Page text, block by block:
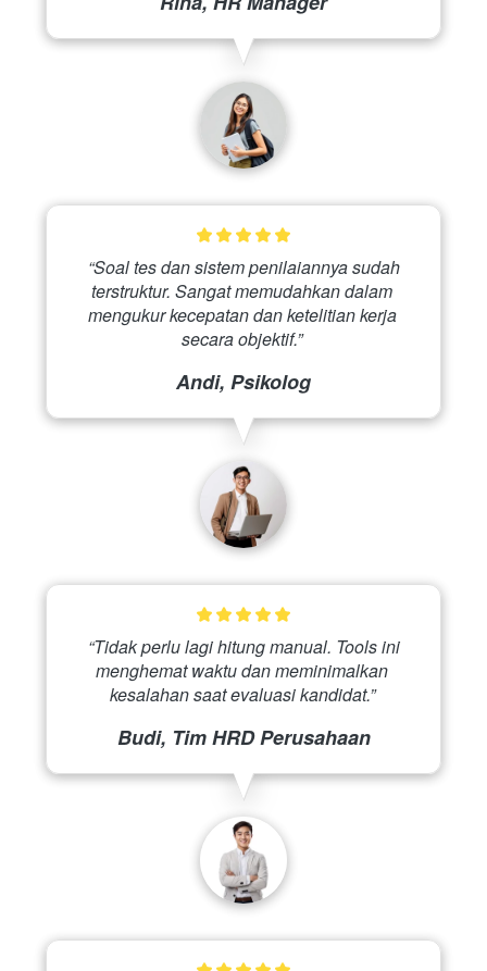
terstruktur. Sangat memudahkan dalam
mengukur kecepatan dan ketelitian kerja
secara objektif.”
Andi, Psikolog
menghemat waktu dan meminimalkan
kesalahan saat evaluasi kandidat.”
Budi, Tim HRD Perusahaan